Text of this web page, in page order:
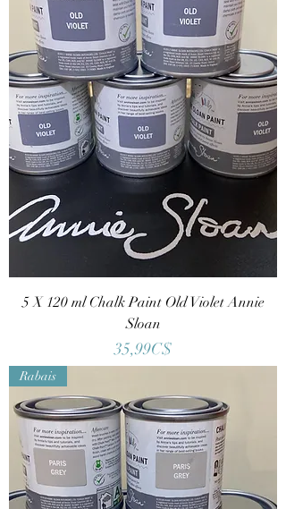
5 X 120 ml Chalk Paint Old Violet Annie
Sloan
Price
35,99C$
Rabais